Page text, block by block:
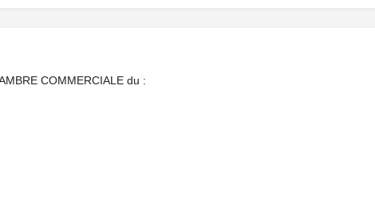
COMMERCIALE du :